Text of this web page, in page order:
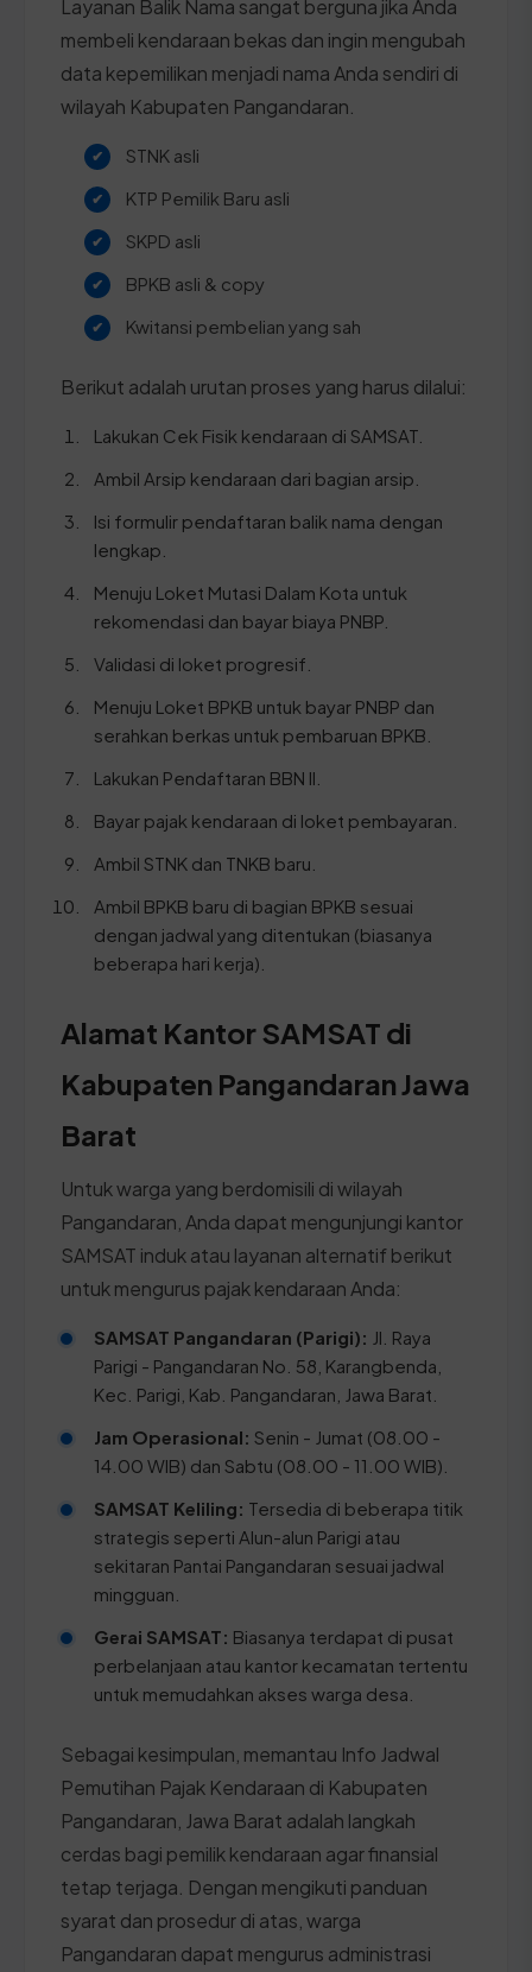
Layanan Balik Nama sangat berguna jika Anda
membeli kendaraan bekas dan ingin mengubah
data kepemilikan menjadi nama Anda sendiri di
wilayah Kabupaten Pangandaran.
STNK asli
KTP Pemilik Baru asli
SKPD asli
BPKB asli & copy
Kwitansi pembelian yang sah
Berikut adalah urutan proses yang harus dilalui:
Lakukan Cek Fisik kendaraan di SAMSAT.
Ambil Arsip kendaraan dari bagian arsip.
Isi formulir pendaftaran balik nama dengan
lengkap.
Menuju Loket Mutasi Dalam Kota untuk
rekomendasi dan bayar biaya PNBP.
Validasi di loket progresif.
Menuju Loket BPKB untuk bayar PNBP dan
serahkan berkas untuk pembaruan BPKB.
Lakukan Pendaftaran BBN II.
Bayar pajak kendaraan di loket pembayaran.
Ambil STNK dan TNKB baru.
Ambil BPKB baru di bagian BPKB sesuai
dengan jadwal yang ditentukan (biasanya
beberapa hari kerja).
Alamat Kantor SAMSAT di
Kabupaten Pangandaran Jawa
Barat
Untuk warga yang berdomisili di wilayah
Pangandaran, Anda dapat mengunjungi kantor
SAMSAT induk atau layanan alternatif berikut
untuk mengurus pajak kendaraan Anda:
SAMSAT Pangandaran (Parigi): Jl. Raya
Parigi - Pangandaran No. 58, Karangbenda,
Kec. Parigi, Kab. Pangandaran, Jawa Barat.
Jam Operasional: Senin - Jumat (08.00 -
14.00 WIB) dan Sabtu (08.00 - 11.00 WIB).
SAMSAT Keliling: Tersedia di beberapa titik
strategis seperti Alun-alun Parigi atau
sekitaran Pantai Pangandaran sesuai jadwal
mingguan.
Gerai SAMSAT: Biasanya terdapat di pusat
perbelanjaan atau kantor kecamatan tertentu
untuk memudahkan akses warga desa.
Sebagai kesimpulan, memantau Info Jadwal
Pemutihan Pajak Kendaraan di Kabupaten
Pangandaran, Jawa Barat adalah langkah
cerdas bagi pemilik kendaraan agar finansial
tetap terjaga. Dengan mengikuti panduan
syarat dan prosedur di atas, warga
Pangandaran dapat mengurus administrasi